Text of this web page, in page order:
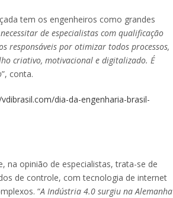
tem os engenheiros como grandes
de especialistas com qualificação
responsáveis por otimizar todos processos,
criativo, motivacional e digitalizado. É
”, conta.
dia-da-engenharia-brasil-
na opinião de especialistas, trata-se de
de controle, com tecnologia de internet
“A Indústria 4.0 surgiu na Alemanha